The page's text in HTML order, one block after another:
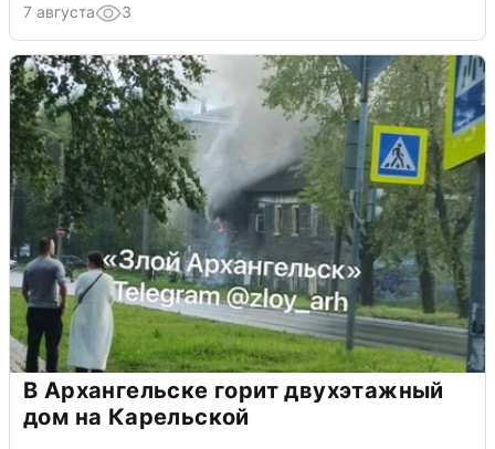
7 августа 3
В Архангельске горит двухэтажный
дом на Карельской